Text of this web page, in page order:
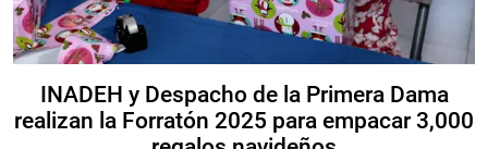
INADEH y Despacho de la Primera Dama
realizan la Forratón 2025 para empacar 3,000